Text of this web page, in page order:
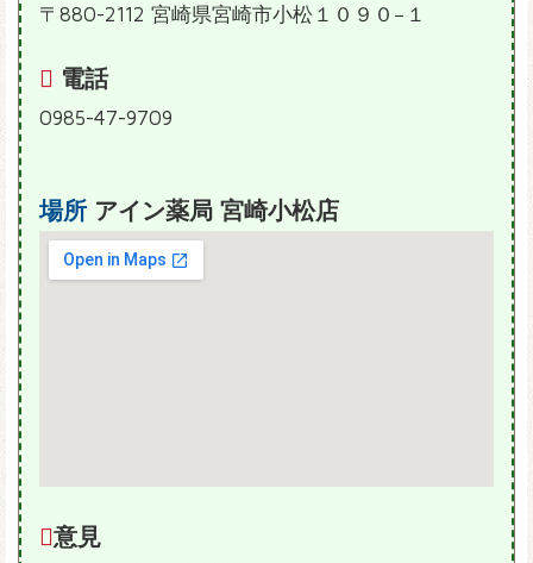
〒880-2112 宮崎県宮崎市小松１０９０−１
電話
0985-47-9709
場所 アイン薬局 宮崎小松店
意見